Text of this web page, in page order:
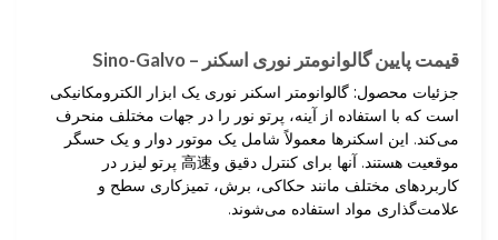
قیمت پایین گالوانومتر نوری اسکنر – Sino-Galvo
جزئیات محصول: گالوانومتر اسکنر نوری یک ابزار الکترومکانیکی
است که با استفاده از آینه، پرتو نور را در جهات مختلف منحرف
می‌کند. این اسکنرها معمولاً شامل یک موتور دوار و یک حسگر
موقعیت هستند. آنها برای کنترل دقیق و高速 پرتو لیزر در
کاربردهای مختلف مانند حکاکی، برش، تمیزکاری سطح و
علامت‌گذاری مواد استفاده می‌شوند.